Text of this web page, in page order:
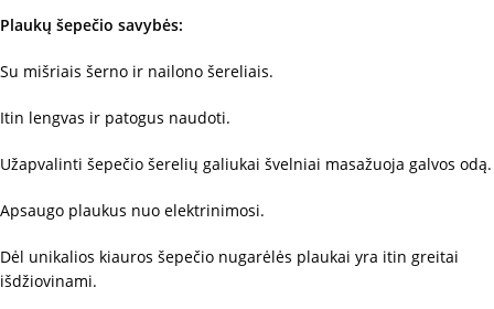
Plaukų šepečio savybės:
Su mišriais šerno ir nailono šereliais.
Itin lengvas ir patogus naudoti.
Užapvalinti šepečio šerelių galiukai švelniai masažuoja galvos odą.
Apsaugo plaukus nuo elektrinimosi.
Dėl unikalios kiauros šepečio nugarėlės plaukai yra itin greitai
išdžiovinami.